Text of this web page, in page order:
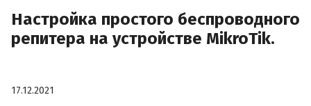
Настройка простого беспроводного
репитера на устройстве MikroTik.
17.12.2021